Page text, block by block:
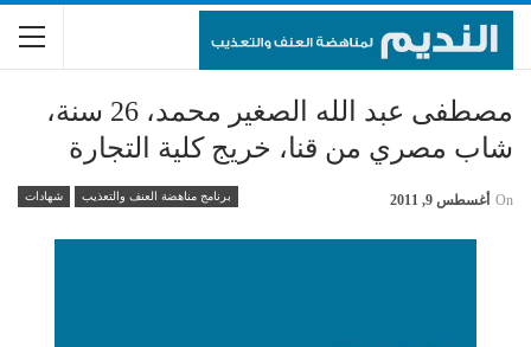
مصطفى عبد الله الصغير محمد، 26 سنة،
شاب مصري من قنا، خريج كلية التجارة
برنامج مناهضة العنف والتعذيب شهادات On أغسطس 9, 2011